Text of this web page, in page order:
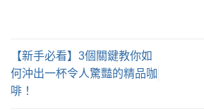
【新手必看】3個關鍵教你如
何沖出一杯令人驚豔的精品咖
啡！